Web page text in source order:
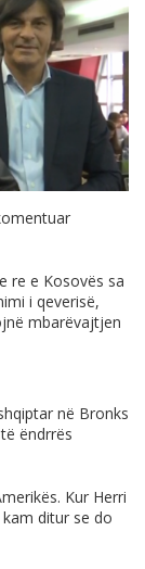
re e Kosovës sa
i qeverisë,
mbarëvajtjen
në Bronks
ëndrrës
Kur Herri
ditur se do